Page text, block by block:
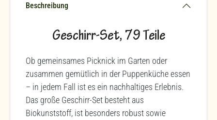
Beschreibung
Geschirr-Set, 79 Teile
Ob gemeinsames Picknick im Garten oder
zusammen gemütlich in der Puppenküche essen
– in jedem Fall ist es ein nachhaltiges Erlebnis.
Das große Geschirr-Set besteht aus
Biokunststoff, ist besonders robust sowie